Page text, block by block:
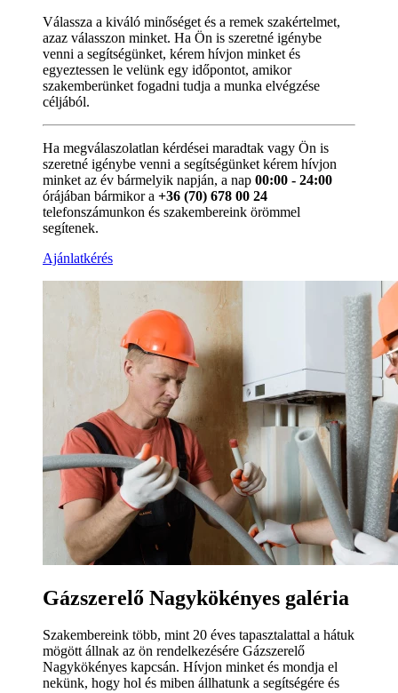
Válassza a kiváló minőséget és a remek szakértelmet,
azaz válasszon minket. Ha Ön is szeretné igénybe
venni a segítségünket, kérem hívjon minket és
egyeztessen le velünk egy időpontot, amikor
szakemberünket fogadni tudja a munka elvégzése
céljából.
Ha megválaszolatlan kérdései maradtak vagy Ön is
szeretné igénybe venni a segítségünket kérem hívjon
minket az év bármelyik napján, a nap 00:00 - 24:00
órájában bármikor a +36 (70) 678 00 24
telefonszámunkon és szakembereink örömmel
segítenek.
Ajánlatkérés
Gázszerelő Nagykökényes galéria
Szakembereink több, mint 20 éves tapasztalattal a hátuk
mögött állnak az ön rendelkezésére Gázszerelő
Nagykökényes kapcsán. Hívjon minket és mondja el
nekünk, hogy hol és miben állhatunk a segítségére és